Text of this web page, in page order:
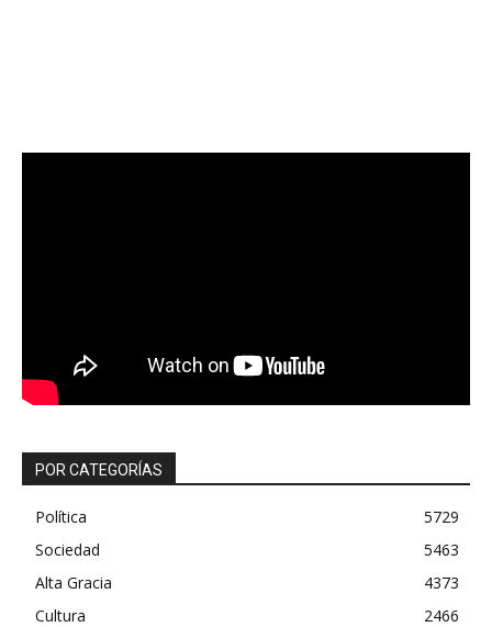
POR CATEGORÍAS
Política
5729
Sociedad
5463
Alta Gracia
4373
Cultura
2466